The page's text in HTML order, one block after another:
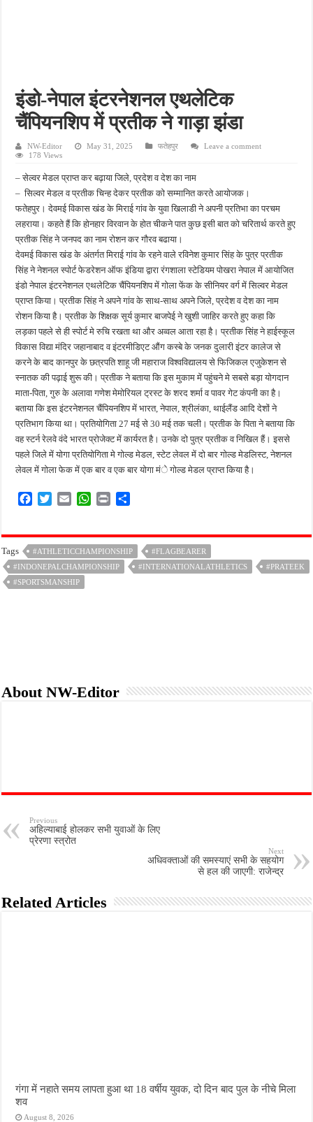
खेत में काम करते समय सर्पदंश का शिकार हुआ किसान, अस्पताल पहुंचने से पहले तोड़ा दम
इंडो-नेपाल इंटरनेशनल एथलेटिक
चैंपियनशिप में प्रतीक ने गाड़ा झंडा
NW-Editor May 31, 2025 फतेहपुर
Leave a comment
178 Views
– सेल्वर मेडल प्राप्त कर बढ़ाया जिले, प्रदेश व देश का नाम
– सिल्वर मेडल व प्रतीक चिन्ह देकर प्रतीक को सम्मानित करते आयोजक।
फतेहपुर। देवमई विकास खंड के मिराई गांव के युवा खिलाडी ने अपनी प्रतिभा का परचम
लहराया। कहते हैं कि होनहार विरवान के होत चीकने पात कुछ इसी बात को चरितार्थ करते हुए
प्रतीक सिंह ने जनपद का नाम रोशन कर गौरव बढाया।
देवमई विकास खंड के अंतर्गत मिराई गांव के रहने वाले रविनेश कुमार सिंह के पुत्र प्रतीक
सिंह ने नेशनल स्पोर्ट फेडरेशन ऑफ इंडिया द्वारा रंगशाला स्टेडियम पोखरा नेपाल में आयोजित
इंडो नेपाल इंटरनेशनल एथलेटिक चैंपियनशिप में गोला फेंक के सीनियर वर्ग में सिल्वर मेडल
प्राप्त किया। प्रतीक सिंह ने अपने गांव के साथ-साथ अपने जिले, प्रदेश व देश का नाम
रोशन किया है। प्रतीक के शिक्षक सूर्य कुमार बाजपेई ने खुशी जाहिर करते हुए कहा कि
लड़का पहले से ही स्पोर्ट मे रुचि रखता था और अव्वल आता रहा है। प्रतीक सिंह ने हाईस्कूल
विकास विद्या मंदिर जहानाबाद व इंटरमीडिएट औंग कस्बे के जनक दुलारी इंटर कालेज से
करने के बाद कानपुर के छत्रपति शाहू जी महाराज विश्वविद्यालय से फिजिकल एजुकेशन से
स्नातक की पढ़ाई शुरू की। प्रतीक ने बताया कि इस मुकाम में पहुंचने मे सबसे बड़ा योगदान
माता-पिता, गुरु के अलावा गणेश मेमोरियल ट्रस्ट के शरद शर्मा व पावर गेट कंपनी का है।
बताया कि इस इंटरनेशनल चैंपियनशिप में भारत, नेपाल, श्रीलंका, थाईलैंड आदि देशों ने
प्रतिभाग किया था। प्रतियोगिता 27 मई से 30 मई तक चली। प्रतीक के पिता ने बताया कि
वह स्टर्न रेलवे वंदे भारत प्रोजेक्ट में कार्यरत है। उनके दो पुत्र प्रतीक व निखिल हैं। इससे
पहले जिले में योगा प्रतियोगिता मे गोल्ड मेडल, स्टेट लेवल में दो बार गोल्ड मेडलिस्ट, नेशनल
लेवल में गोला फेक में एक बार व एक बार योगा मंे गोल्ड मेडल प्राप्त किया है।
e
b
o
o
t
t
e
r
i
l
W
t
s
A
n
t
r
e
Tags #ATHLETICCHAMPIONSHIP
#FLAGBEARER
#INDONEPALCHAMPIONSHIP
#INTERNATIONALATHLETICS
#PRATEEK
#SPORTSMANSHIP
About NW-Editor
Previous
अहिल्याबाई होलकर सभी युवाओं के लिए
प्रेरणा स्त्रोत
Next
अधिवक्ताओं की समस्याएं सभी के सहयोग
से हल की जाएगी: राजेन्द्र
Related Articles
गंगा में नहाते समय लापता हुआ था 18 वर्षीय युवक, दो दिन बाद पुल के नीचे मिला
शव
August 8, 2026